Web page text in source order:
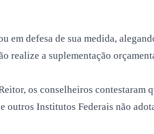
em defesa de sua medida,
realize a suplementação
os conselheiros contestaram
outros Institutos Federais não